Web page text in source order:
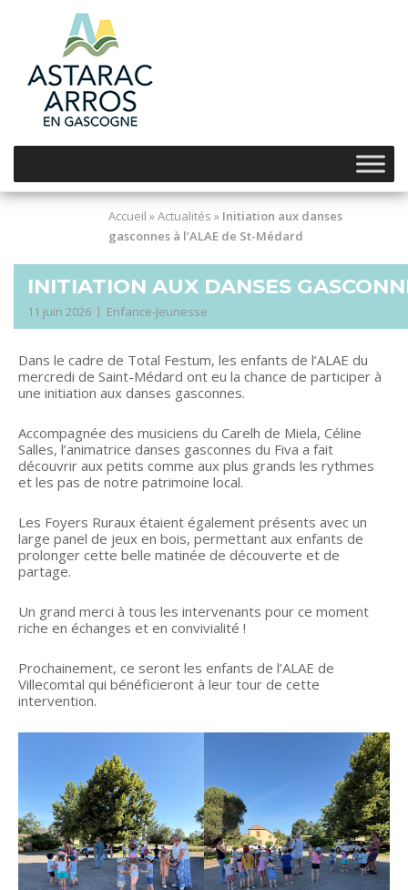
Accueil »Actualités » Initiation aux danses
gasconnes à l’ALAE de St-Médard
INITIATION AUX DANSES
11 juin 2026 Enfance-Jeunesse
Dans le cadre de Total Festum, les enfants de l’ALAE du
mercredi de Saint-Médard ont eu la chance de participer à
une initiation aux danses gasconnes.
Accompagnée des musiciens du Carelh de Miela, Céline
Salles, l’animatrice danses gasconnes du Fiva a fait
découvrir aux petits comme aux plus grands les rythmes
et les pas de notre patrimoine local.
Les Foyers Ruraux étaient également présents avec un
large panel de jeux en bois, permettant aux enfants de
prolonger cette belle matinée de découverte et de
partage.
Un grand merci à tous les intervenants pour ce moment
riche en échanges et en convivialité !
Prochainement, ce seront les enfants de l’ALAE de
Villecomtal qui bénéficieront à leur tour de cette
intervention.